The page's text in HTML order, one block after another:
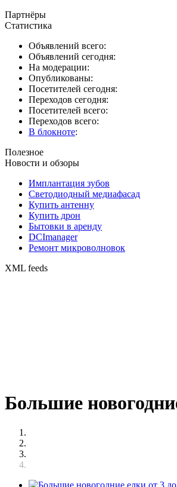
Партнёры
Статистика
Объявлений всего:
Объявлений сегодня:
На модерации:
Опубликованы:
Посетителей сегодня:
Переходов сегодня:
Посетителей всего:
Переходов всего:
В блокноте:
Полезное
Новости и обзоры
Имплантация зубов
Светодиодный медиафасад
Купить антенну
Купить дрон
Бытовки в аренду
DCImanager
Ремонт микроволновок
XML feeds
Большие